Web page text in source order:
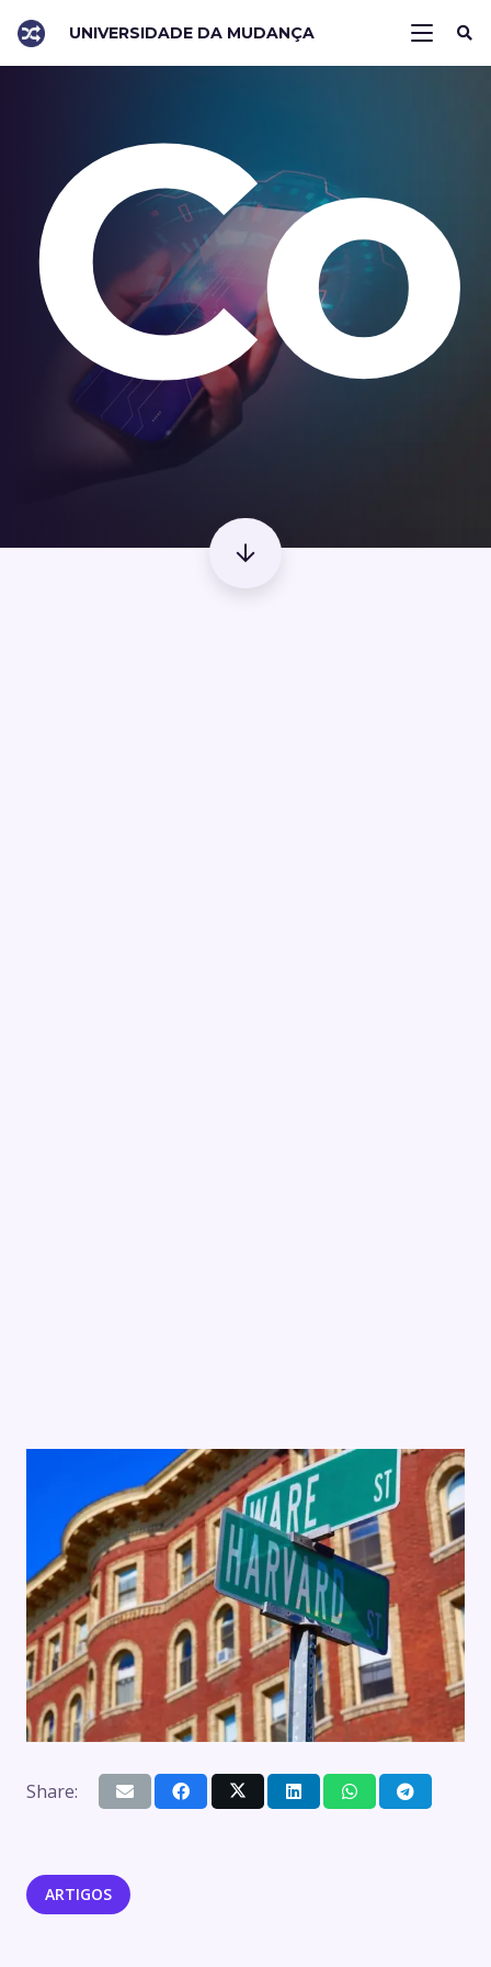
UNIVERSIDADE DA MUDANÇA
Share:
ARTIGOS